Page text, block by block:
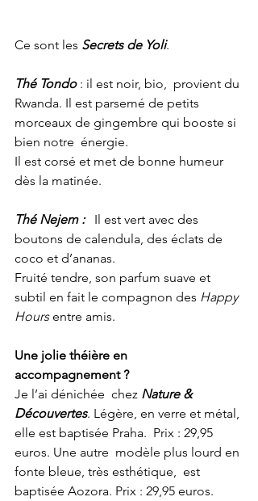
Ce sont les Secrets de Yoli.
Thé Tondo : il est noir, bio,  provient du
Rwanda. Il est parsemé de petits
morceaux de gingembre qui booste si
bien notre  énergie.
Il est corsé et met de bonne humeur
dès la matinée.
Thé Nejem : Il est vert avec des
boutons de calendula, des éclats de
coco et d’ananas.
Fruité tendre, son parfum suave et
subtil en fait le compagnon des Happy
Hours entre amis.
Une jolie théière en
accompagnement ?
Je l’ai dénichée  chez Nature &
Découvertes. Légère, en verre et métal,
elle est baptisée Praha.  Prix : 29,95
euros. Une autre  modèle plus lourd en
fonte bleue, très esthétique,  est
baptisée Aozora. Prix : 29,95 euros.